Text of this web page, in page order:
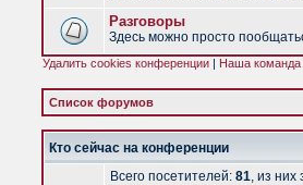
Разговоры
Здесь можно просто
Удалить cookies конференции | Наша команда
Список форумов
Кто сейчас на конференции
Всего посетителей: 81, из них